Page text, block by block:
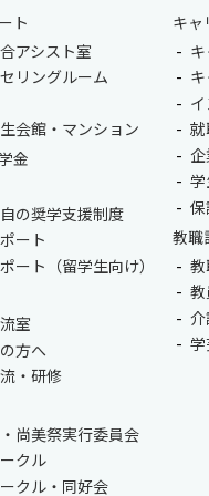
ト
アシスト室
リングルーム
会館・マンション
金
の奨学支援制度
ート
ート（留学生向け）
室
方へ
・研修
尚美祭実行委員会
クル
クル・同好会
キャ
教職